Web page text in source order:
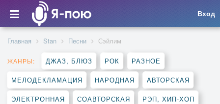
Вход
Главная Stan Песни Сэйлим
ЖАНРЫ: ДЖАЗ, БЛЮЗ РОК РАЗНОЕ
МЕЛОДЕКЛАМАЦИЯ НАРОДНАЯ АВТОРСКАЯ
ЭЛЕКТРОННАЯ СОАВТОРСКАЯ РЭП, ХИП-ХОП